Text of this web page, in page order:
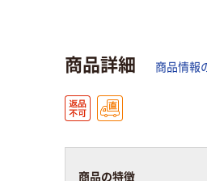
材質
質量
商品詳細 商品情報
商品の特徴